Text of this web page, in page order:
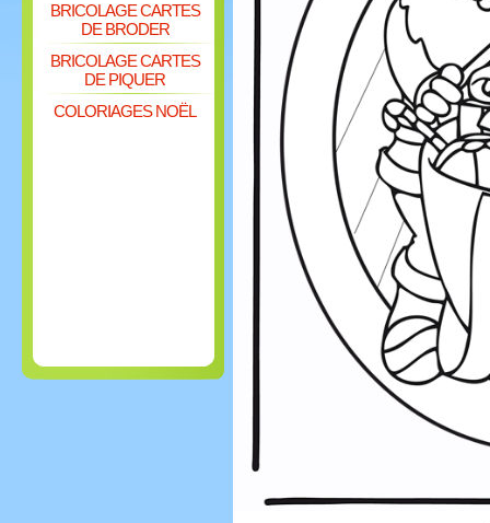
BRICOLAGE CARTES
DE BRODER
BRICOLAGE CARTES
DE PIQUER
COLORIAGES NOËL